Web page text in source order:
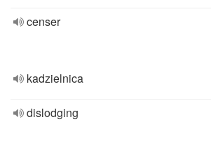
censer
kadzielnica
dislodging